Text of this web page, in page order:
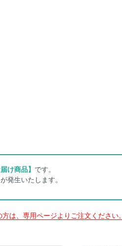
け商品】 です。
発生いたします。
は、専用ページよりご注文ください。